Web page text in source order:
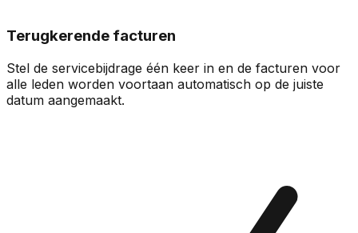
Terugkerende facturen
Stel de servicebijdrage één keer in en de facturen voor
alle leden worden voortaan automatisch op de juiste
datum aangemaakt.